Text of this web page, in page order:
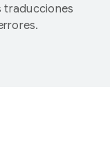
traducciones